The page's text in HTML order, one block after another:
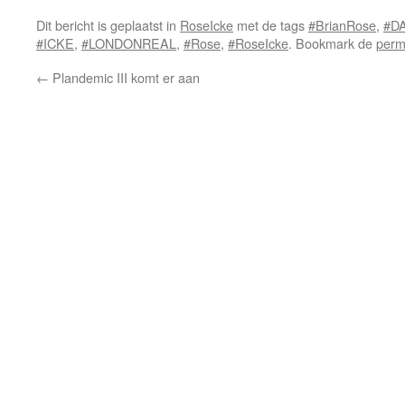
Dit bericht is geplaatst in RoseIcke met de tags#BrianRose,
#ICKE, #LONDONREAL , #Rose, #RoseIcke. Bookmark de
← Plandemic III komt er aan